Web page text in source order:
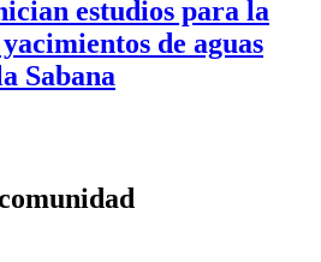
estudios para la
de aguas
Sabana